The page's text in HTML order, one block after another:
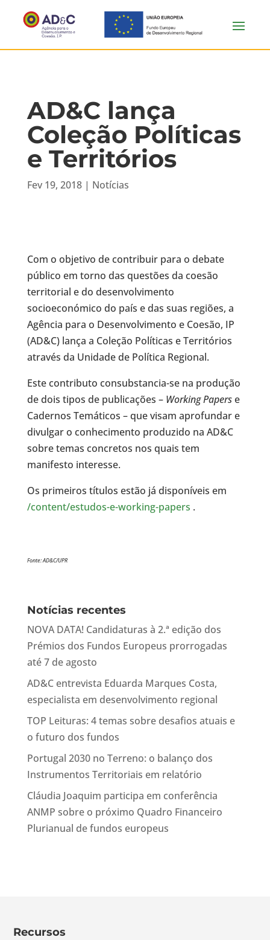
AD&C lança
Coleção Políticas
e Territórios
Fev 19, 2018| Notícias
Com o objetivo de contribuir para o debate
público em torno das questões da coesão
territorial e do desenvolvimento
socioeconómico do país e das suas regiões, a
Agência para o Desenvolvimento e Coesão, IP
(AD&C) lança a Coleção Políticas e Territórios
através da Unidade de Política Regional.
Este contributo consubstancia-se na produção
de dois tipos de publicações – Working Paperse
Cadernos Temáticos – que visam aprofundar e
divulgar o conhecimento produzido na AD&C
sobre temas concretos nos quais tem
manifesto interesse.
Os primeiros títulos estão já disponíveis em
/content/estudos-e-working-papers .
Fonte: AD&C/UPR
Notícias recentes
NOVA DATA! Candidaturas à 2.ª edição dos
Prémios dos Fundos Europeus prorrogadas
até 7 de agosto
AD&C entrevista Eduarda Marques Costa,
especialista em desenvolvimento regional
TOP Leituras: 4 temas sobre desafios atuais e
o futuro dos fundos
Portugal 2030 no Terreno: o balanço dos
Instrumentos Territoriais em relatório
Cláudia Joaquim participa em conferência
ANMP sobre o próximo Quadro Financeiro
Plurianual de fundos europeus
Recursos